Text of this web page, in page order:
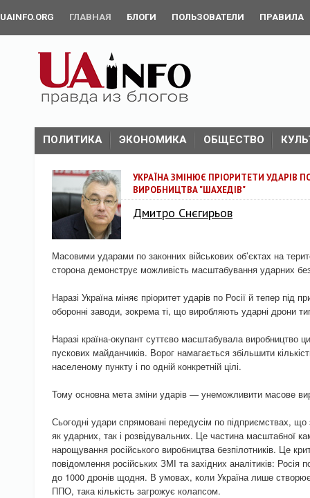
UAINFO.ORG ГЛАВНАЯ БЛОГИ ПОЛЬЗОВАТЕЛИ ПРАВИЛА
ПОЛИТИКА ЭКОНОМИКА ОБЩЕСТВО
УКРАЇНА ЗМІНЮЄ ПРІОРИТЕТИ УДАРІВ
ВИРОБНИЦТВА "ШАХЕДІВ"
Дмитро Снєгирьов
Масовими ударами по законних військових об’єктах на
сторона демонструє можливість масштабування ударних
Наразі Україна міняє пріоритет ударів по Росії й тепер під
оборонні заводи, зокрема ті, що виробляють ударні дрони
Наразі країна-окупант суттєво масштабувала виробництво
пускових майданчиків. Ворог намагається збільшити
населеному пункту і по одній конкретній цілі.
Тому основна мета зміни ударів — унеможливити масове
Сьогодні удари спрямовані передусім по підприємствах,
як ударних, так і розвідувальних. Це частина масштабної
нарощування російського виробництва безпілотників. Це
повідомлення російських ЗМІ та західних аналітиків: Росія
до 1000 дронів щодня. В умовах, коли Україна лише
ППО, така кількість загрожує колапсом.